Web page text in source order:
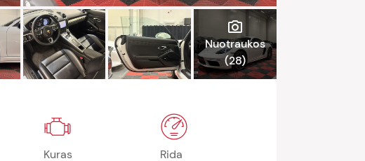
photo_camera
Nuotraukos
(28)
Kuras Rida